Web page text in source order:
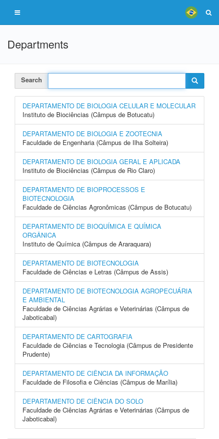
Departments
Search
DEPARTAMENTO DE BIOLOGIA CELULAR E MOLECULAR
Instituto de Biociências (Câmpus de Botucatu)
DEPARTAMENTO DE BIOLOGIA E ZOOTECNIA
Faculdade de Engenharia (Câmpus de Ilha Solteira)
DEPARTAMENTO DE BIOLOGIA GERAL E APLICADA
Instituto de Biociências (Câmpus de Rio Claro)
DEPARTAMENTO DE BIOPROCESSOS E
BIOTECNOLOGIA
Faculdade de Ciências Agronômicas (Câmpus de Botucatu)
DEPARTAMENTO DE BIOQUÍMICA E QUÍMICA
ORGÂNICA
Instituto de Química (Câmpus de Araraquara)
DEPARTAMENTO DE BIOTECNOLOGIA
Faculdade de Ciências e Letras (Câmpus de Assis)
DEPARTAMENTO DE BIOTECNOLOGIA AGROPECUÁRIA
E AMBIENTAL
Faculdade de Ciências Agrárias e Veterinárias (Câmpus de
Jaboticabal)
DEPARTAMENTO DE CARTOGRAFIA
Faculdade de Ciências e Tecnologia (Câmpus de Presidente
Prudente)
DEPARTAMENTO DE CIÊNCIA DA INFORMAÇÃO
Faculdade de Filosofia e Ciências (Câmpus de Marília)
DEPARTAMENTO DE CIÊNCIA DO SOLO
Faculdade de Ciências Agrárias e Veterinárias (Câmpus de
Jaboticabal)